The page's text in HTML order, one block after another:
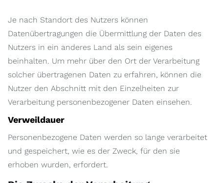
Je nach Standort des Nutzers können
Datenübertragungen die Übermittlung der Daten des
Nutzers in ein anderes Land als sein eigenes
beinhalten. Um mehr über den Ort der Verarbeitung
solcher übertragenen Daten zu erfahren, können die
Nutzer den Abschnitt mit den Einzelheiten zur
Verarbeitung personenbezogener Daten einsehen.
Verweildauer
Personenbezogene Daten werden so lange verarbeitet
und gespeichert, wie es der Zweck, für den sie
erhoben wurden, erfordert.